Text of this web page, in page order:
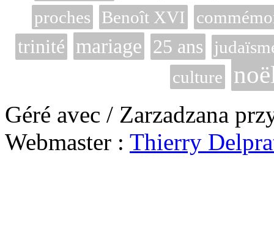
proches
Benoît XVI
trinité mariage 25 ans
culture
Géré avec / Zarzadzana
Webmaster : Thierry